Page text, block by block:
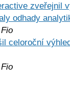
zveřejnil
odhady
celoroční